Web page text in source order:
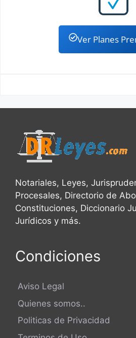
Ver Planes
Notariales, Leyes,
Procesales, Directorio de
Constituciones, Diccionario
Jurídicos y más.
Condiciones
Aviso Legal
Quienes somos..
Politicas de Privacidad